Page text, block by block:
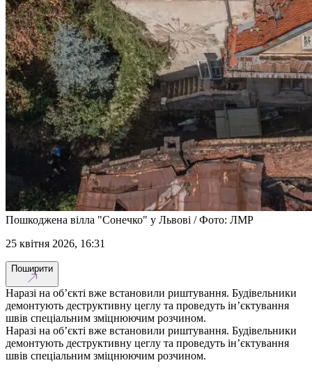
Пошкоджена вілла "Сонечко" у Львові / Фото: ЛМР
25 квітня 2026, 16:31
Поширити
Наразі на об’єкті вже встановили риштування. Будівельники
демонтують деструктивну цеглу та проведуть ін’єктування
швів спеціальним зміцнюючим розчином.
Наразі на об’єкті вже встановили риштування. Будівельники
демонтують деструктивну цеглу та проведуть ін’єктування
швів спеціальним зміцнюючим розчином.